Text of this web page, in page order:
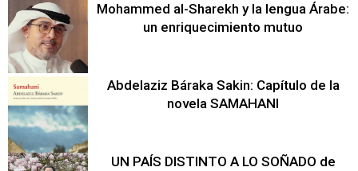
Mohammed al-Sharekh y la lengua Árabe:
un enriquecimiento mutuo
Abdelaziz Báraka Sakin: Capítulo de la
novela SAMAHANI
UN PAÍS DISTINTO A LO SOÑADO de